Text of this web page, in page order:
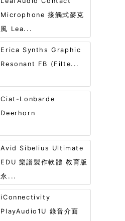
Microphone 接觸式麥克
風 Lea...
Erica Synths Graphic
Resonant FB (Filte...
Ciat-Lonbarde
Deerhorn
Avid Sibelius Ultimate
EDU 樂譜製作軟體 教育版
永...
iConnectivity
PlayAudio1U 錄音介面